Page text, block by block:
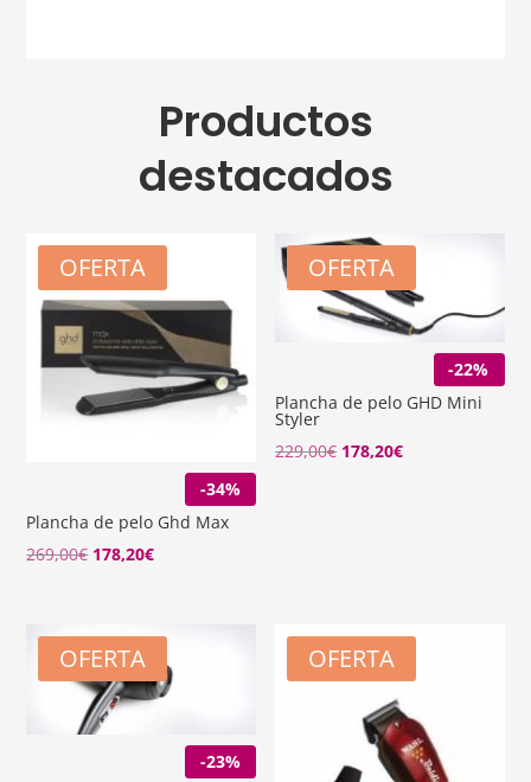
Productos
destacados
OFERTA
-34%
Plancha de pelo Ghd Max
269,00€ El
era:
269,00€.
178,20€El
es:
178,20€.
OFERTA
-22%
Plancha de pelo GHD Mini
Styler
229,00€ El
178,20€El
OFERTA
-23%
OFERTA